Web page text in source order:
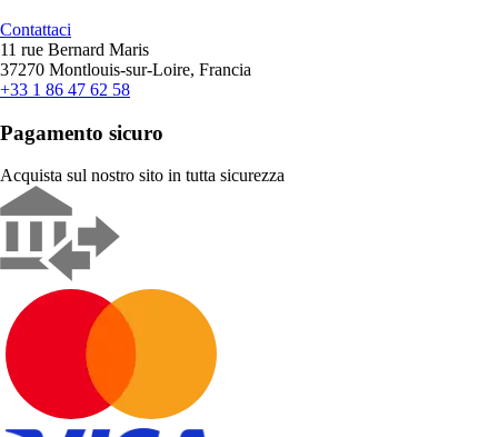
Contattaci
11 rue Bernard Maris
37270 Montlouis-sur-Loire, Francia
+33 1 86 47 62 58
Pagamento sicuro
Acquista sul nostro sito in tutta sicurezza